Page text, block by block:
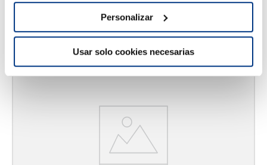
Personalizar
Usar solo cookies necesarias
43 %